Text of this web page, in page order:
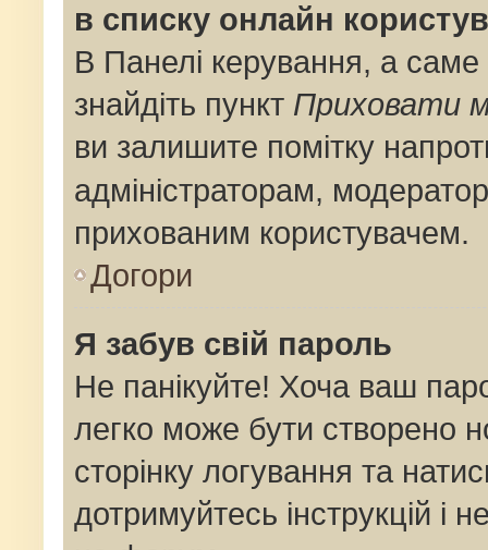
в списку онлайн
В Панелі керування, а
знайдіть пункт Приховати
ви залишите помітку
адміністраторам,
прихованим користувачем.
Догори
Я забув свій пароль
Не панікуйте! Хоча ваш
легко може бути створено
сторінку логування та
дотримуйтесь інструкцій і